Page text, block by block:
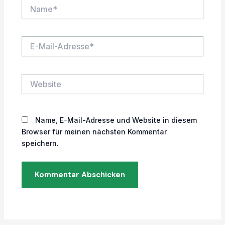
Mail-
Name, E-Mail-Adresse und Website in diesem
Browser für meinen nächsten Kommentar
speichern.